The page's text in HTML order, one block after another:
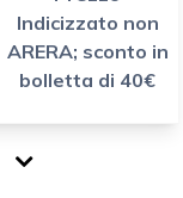
Indicizzato non
ARERA; sconto in
bolletta di 40€